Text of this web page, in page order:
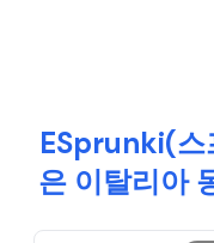
ESprunki(스
은 이탈리아